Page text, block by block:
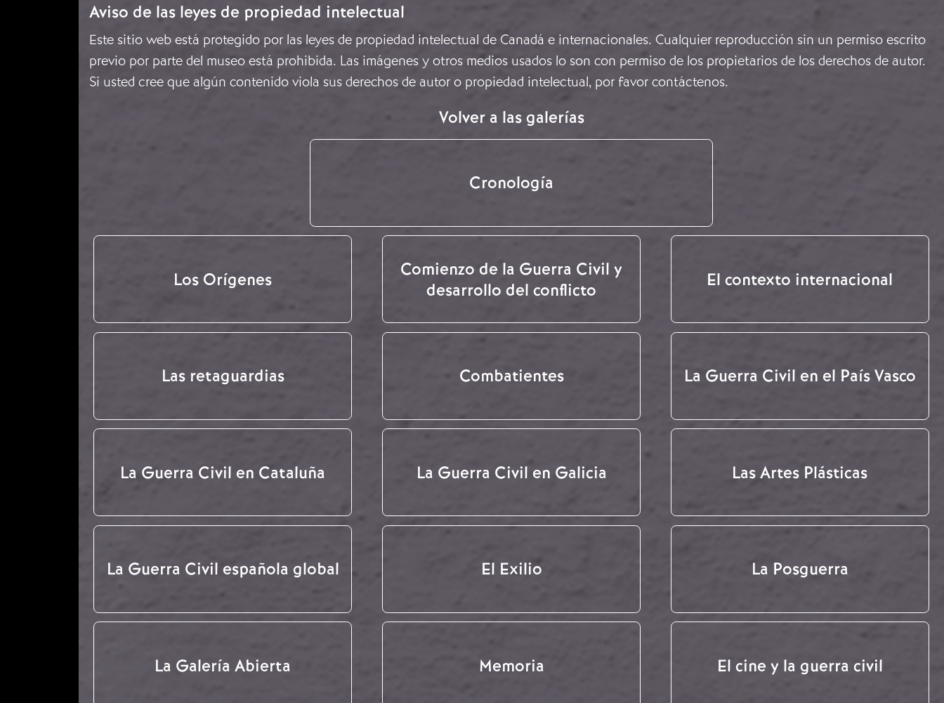
Aviso de las leyes de propiedad intelectual
Este sitio web está protegido por las leyes de propiedad intelectual de Canadá e internacionales. Cualquier reproducción sin un permiso escrito
previo por parte del museo está prohibida. Las imágenes y otros medios usados lo son con permiso de los propietarios de los derechos de autor.
Si usted cree que algún contenido viola sus derechos de autor o propiedad intelectual, por favor contáctenos.
Volver a las galerías
Cronología
Los Orígenes
Comienzo de la Guerra Civil y
desarrollo del conflicto
El contexto internacional
Las retaguardias Combatientes La Guerra Civil en el País Vasco
La Guerra Civil en Cataluña La Guerra Civil en Galicia Las Artes Plásticas
La Guerra Civil española global El Exilio La Posguerra
La Galería Abierta Memoria El cine y la guerra civil